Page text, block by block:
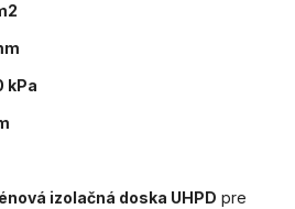
kPa
izolačná doska UHPD pre